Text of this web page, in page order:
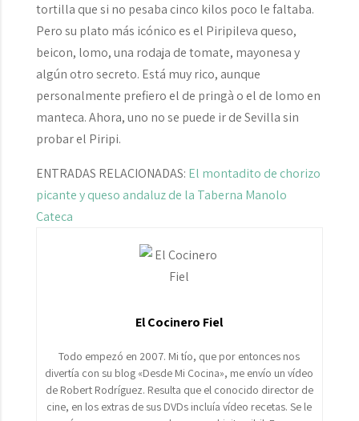
tortilla que si no pesaba cinco kilos poco le faltaba.
Pero su plato más icónico es el Piripileva queso,
beicon, lomo, una rodaja de tomate, mayonesa y
algún otro secreto. Está muy rico, aunque
personalmente prefiero el de pringà o el de lomo en
manteca. Ahora, uno no se puede ir de Sevilla sin
probar el Piripi.
ENTRADAS RELACIONADAS: El montadito de chorizo
picante y queso andaluz de la Taberna Manolo
Cateca
El Cocinero Fiel
Todo empezó en 2007. Mi tío, que por entonces nos
divertía con su blog «Desde Mi Cocina», me envío un vídeo
de Robert Rodríguez. Resulta que el conocido director de
cine, en los extras de sus DVDs incluía vídeo recetas. Se le